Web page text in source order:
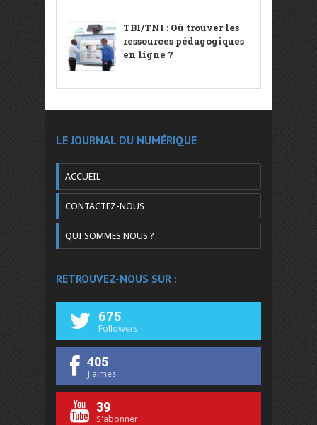
TBI/TNI : Où trouver les
ressources pédagogiques
en ligne ?
LE JOURNAL DU NUMÉRIQUE
ACCUEIL
CONTACTEZ-NOUS
QUI SOMMES NOUS ?
RETROUVEZ-NOUS SUR :
675
Followers
405
J'aimes
39
S'abonner